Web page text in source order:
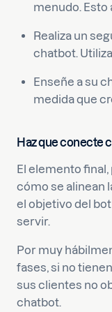
menudo. Esto
Realiza un
chatbot.
Enseñe a su
medida que
Haz que conecte
El elemento
cómo se alinean
el objetivo del
servir.
Por muy
fases, si no
sus clientes no
chatbot.